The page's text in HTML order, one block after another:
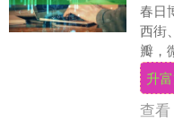
春日
西街
瓣，
朵，
民驻
升
查看